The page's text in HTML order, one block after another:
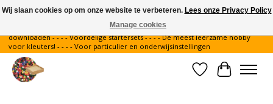
Gratis verzending binnen Nederland - - - - Legvoorbeelden gratis te
downloaden - - - - Voordelige startersets - - - - De meest leerzame hobby
voor kleuters! - - - - Voor particulier en onderwijsinstellingen
Verlanglijst
Wij slaan cookies op om onze website te verbeteren. Lees onze Privacy Policy
Manage cookies